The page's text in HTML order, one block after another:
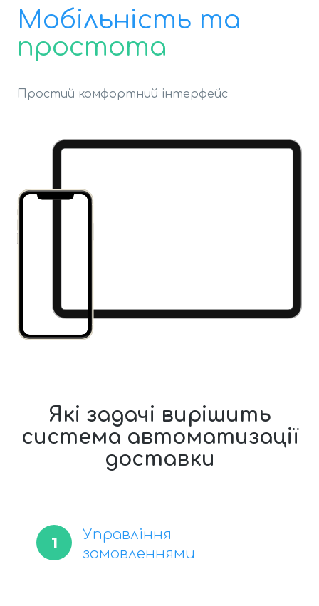
Мобільність та
простота
Простий комфортний інтерфейс
Які задачі вирішить
система автоматизації
доставки
1
Управління
замовленнями